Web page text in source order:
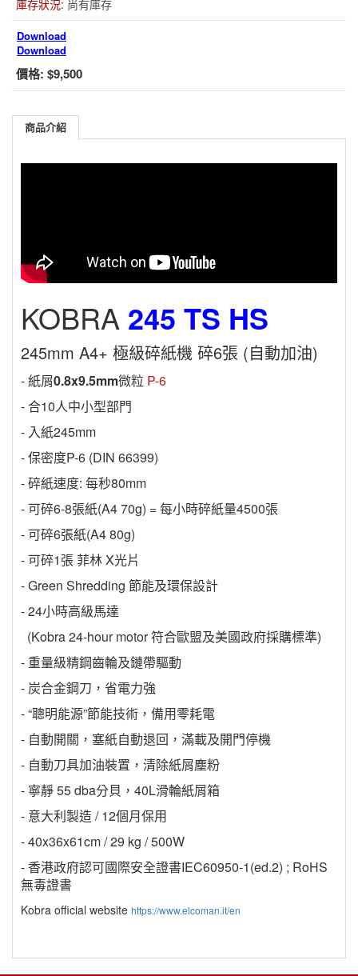
庫存狀況: 尚有庫存
Download
Download
價格: $9,500
商品介紹
KOBRA 245 TS HS
245mm A4+ 極級碎紙機 碎6張 (自動加油)
- 紙屑0.8x9.5mm微粒 P-6
- 合10人中小型部門
- 入紙245mm
- 保密度P-6 (DIN 66399)
- 碎紙速度: 每秒80mm
- 可碎6-8張紙(A4 70g) = 每小時碎紙量4500張
- 可碎6張紙(A4 80g)
- 可碎1張 菲林 X光片
- Green Shredding 節能及環保設計
- 24小時高級馬達
(Kobra 24-hour motor 符合歐盟及美國政府採購標準)
- 重量級精鋼齒輪及鏈帶驅動
- 炭合金鋼刀，省電力強
- “聰明能源”節能技術，備用零耗電
- 自動開關，塞紙自動退回，滿載及開門停機
- 自動刀具加油裝置，清除紙屑塵粉
- 寧靜 55 dba分貝，40L滑輪紙屑箱
- 意大利製造 / 12個月保用
- 40x36x61cm / 29 kg / 500W
- 香港政府認可國際安全證書IEC60950-1(ed.2) ; RoHS
無毒證書
Kobra official website https://www.elcoman.it/en